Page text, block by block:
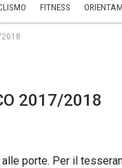
FITNESS
2017/2018
alle porte. Per il